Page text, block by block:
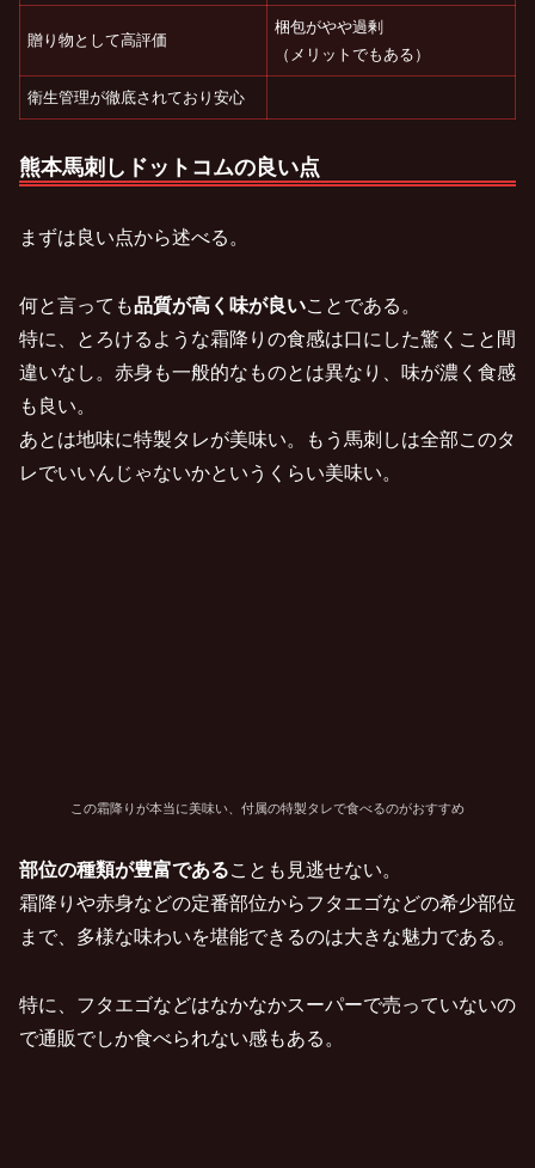
贈り物として高評価
梱包がやや過剰
（メリットでもある）
衛生管理が徹底されており安心
熊本馬刺しドットコムの良い点
まずは良い点から述べる。
何と言っても品質が高く味が良いことである。
特に、とろけるような霜降りの食感は口にした驚くこと間
違いなし。赤身も一般的なものとは異なり、味が濃く食感
も良い。
あとは地味に特製タレが美味い。もう馬刺しは全部このタ
レでいいんじゃないかというくらい美味い。
この霜降りが本当に美味い、付属の特製タレで食べるのがおすすめ
部位の種類が豊富であることも見逃せない。
霜降りや赤身などの定番部位からフタエゴなどの希少部位
まで、多様な味わいを堪能できるのは大きな魅力である。
特に、フタエゴなどはなかなかスーパーで売っていないの
で通販でしか食べられない感もある。